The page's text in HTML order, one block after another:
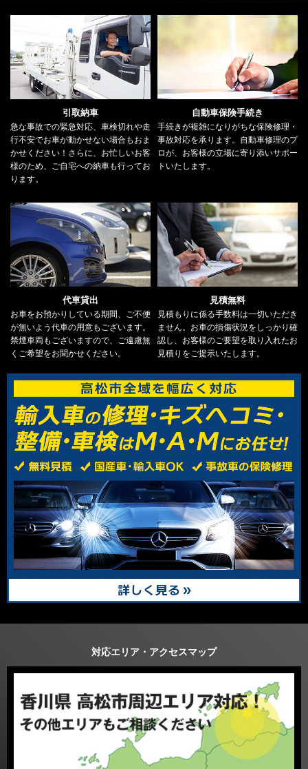
引取納車
急な事故での緊急対応、車検切れや走
行不安でお車が動かせない場合もおま
かせください！さらに、お忙しいお客
様のため、ご自宅への納車も行ってお
ります。
自動車保険手続き
手続きが複雑になりがちな保険修理・
事故対応を承ります。自動車修理のプ
ロが、お客様の立場に寄り添いサポー
トいたします。
代車貸出
お車をお預かりしている期間、ご不便
が無いよう代車の用意もございます。
禁煙車両もございますので、ご遠慮無
くご希望をお聞かせください。
見積無料
見積もりに係る手数料は一切いただき
ません。お車の損傷状況をしっかり確
認し、お客様のご要望を取り入れたお
見積りをご提示いたします。
対応エリア・アクセスマップ